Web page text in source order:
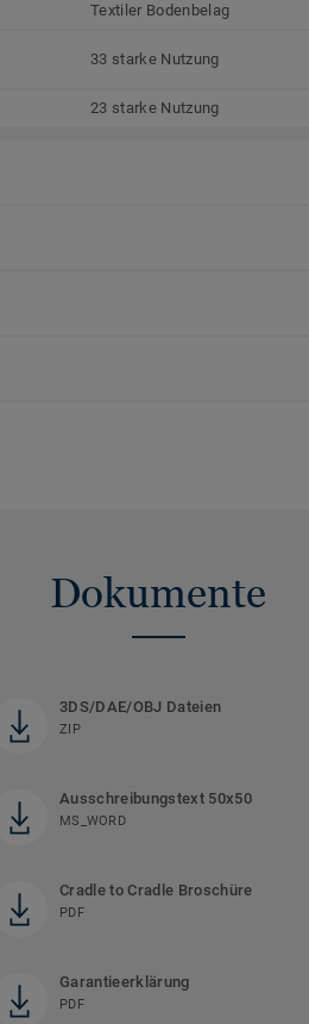
Textiler Bodenbelag
33 starke Nutzung
23 starke Nutzung
Dokumente
3DS/DAE/OBJ Dateien
ZIP
Ausschreibungstext 50x50
MS_WORD
Cradle to Cradle Broschüre
PDF
Garantieerklärung
PDF